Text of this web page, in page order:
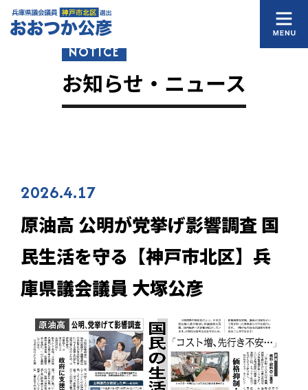
NOTICE
お知らせ・ニュース
2026.4.17
原油高 公明が党挙げ影響調査 国
民生活を守る【神戸市北区】兵
庫県議会議員 大塚公彦